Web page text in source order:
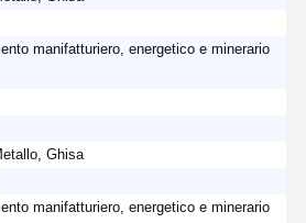
manifatturiero, energetico e minerario
Ghisa
manifatturiero, energetico e minerario